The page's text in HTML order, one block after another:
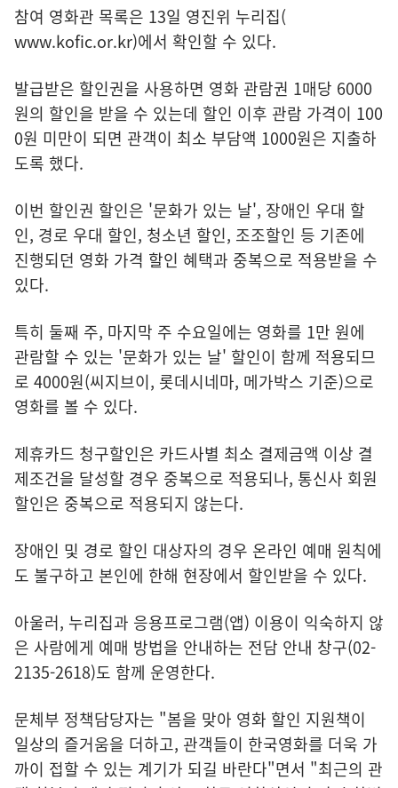
참여 영화관 목록은 13일 영진위 누리집(
www.kofic.or.kr)에서 확인할 수 있다.
발급받은 할인권을 사용하면 영화 관람권 1매당 6000
원의 할인을 받을 수 있는데 할인 이후 관람 가격이 100
0원 미만이 되면 관객이 최소 부담액 1000원은 지출하
도록 했다.
이번 할인권 할인은 '문화가 있는 날', 장애인 우대 할
인, 경로 우대 할인, 청소년 할인, 조조할인 등 기존에
진행되던 영화 가격 할인 혜택과 중복으로 적용받을 수
있다.
특히 둘째 주, 마지막 주 수요일에는 영화를 1만 원에
관람할 수 있는 '문화가 있는 날' 할인이 함께 적용되므
로 4000원(씨지브이, 롯데시네마, 메가박스 기준)으로
영화를 볼 수 있다.
제휴카드 청구할인은 카드사별 최소 결제금액 이상 결
제조건을 달성할 경우 중복으로 적용되나, 통신사 회원
할인은 중복으로 적용되지 않는다.
장애인 및 경로 할인 대상자의 경우 온라인 예매 원칙에
도 불구하고 본인에 한해 현장에서 할인받을 수 있다.
아울러, 누리집과 응용프로그램(앱) 이용이 익숙하지 않
은 사람에게 예매 방법을 안내하는 전담 안내 창구(02-
2135-2618)도 함께 운영한다.
문체부 정책담당자는 "봄을 맞아 영화 할인 지원책이
일상의 즐거움을 더하고, 관객들이 한국영화를 더욱 가
까이 접할 수 있는 계기가 되길 바란다"면서 "최근의 관